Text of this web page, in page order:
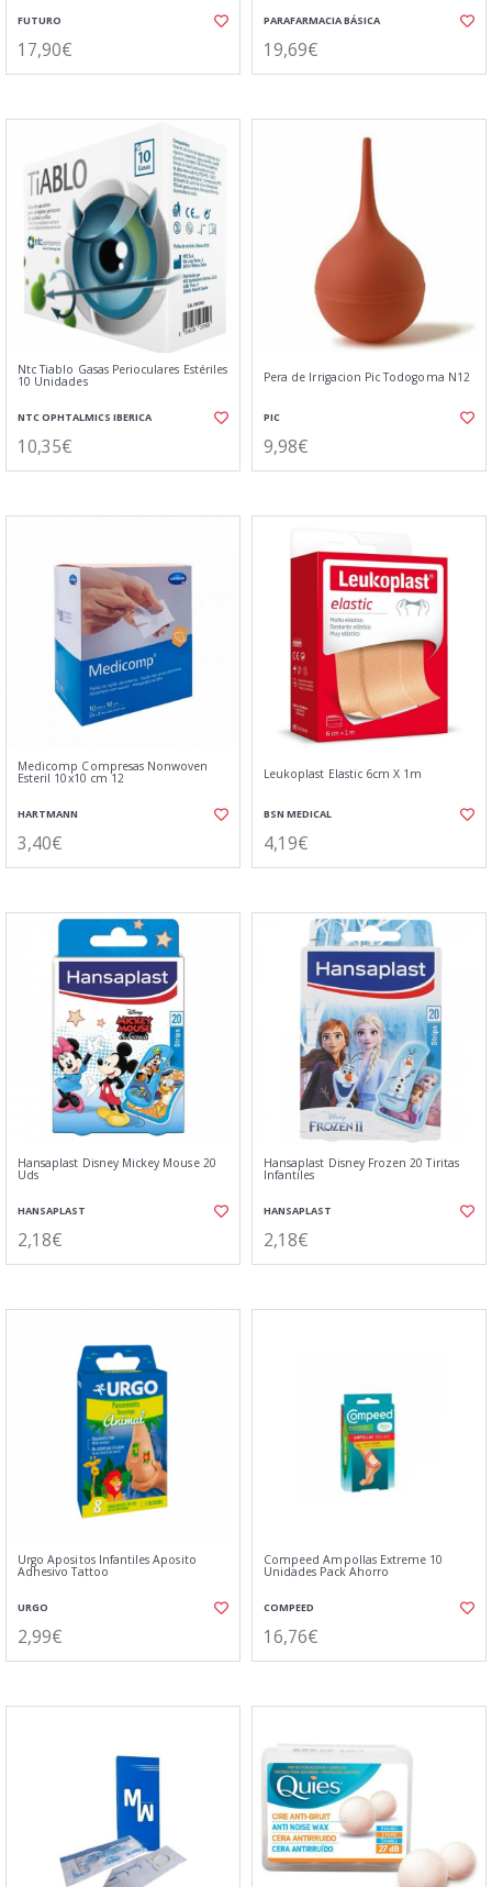
FUTURO
17,90€
PARAFARMACIA BÁSICA
19,69€
Ntc Tiablo Gasas Perioculares Estériles
10 Unidades
NTC OPHTALMICS IBERICA
10,35€
Pera de Irrigacion Pic Todogoma N12
PIC
9,98€
Medicomp Compresas Nonwoven
Esteril 10x10 cm 12
HARTMANN
3,40€
Leukoplast Elastic 6cm X 1m
BSN MEDICAL
4,19€
Hansaplast Disney Mickey Mouse 20
Uds
HANSAPLAST
2,18€
Hansaplast Disney Frozen 20 Tiritas
Infantiles
HANSAPLAST
2,18€
Urgo Apositos Infantiles Aposito
Adhesivo Tattoo
URGO
2,99€
Compeed Ampollas Extreme 10
Unidades Pack Ahorro
COMPEED
16,76€